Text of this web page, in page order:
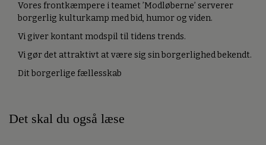
Vores frontkæmpere i teamet ’Modløberne’ serverer
borgerlig kulturkamp med bid, humor og viden.
Vi giver kontant modspil til tidens trends.
Vi gør det attraktivt at være sig sin borgerlighed bekendt.
Dit borgerlige fællesskab
Det skal du også læse